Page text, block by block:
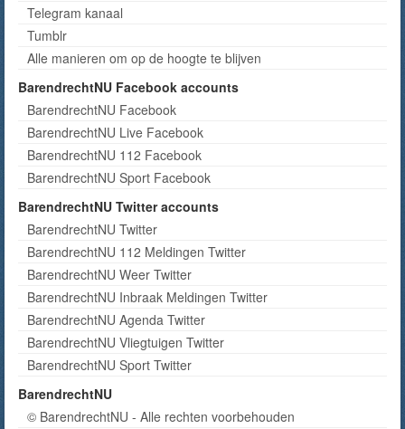
Telegram kanaal
Tumblr
Alle manieren om op de hoogte te blijven
BarendrechtNU Facebook accounts
BarendrechtNU Facebook
BarendrechtNU Live Facebook
BarendrechtNU 112 Facebook
BarendrechtNU Sport Facebook
BarendrechtNU Twitter accounts
BarendrechtNU Twitter
BarendrechtNU 112 Meldingen Twitter
BarendrechtNU Weer Twitter
BarendrechtNU Inbraak Meldingen Twitter
BarendrechtNU Agenda Twitter
BarendrechtNU Vliegtuigen Twitter
BarendrechtNU Sport Twitter
BarendrechtNU
© BarendrechtNU - Alle rechten voorbehouden